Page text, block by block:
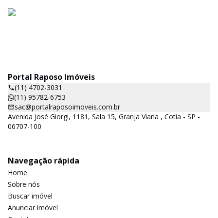
Portal Raposo Imóveis
(11) 4702-3031
(11) 95782-6753
sac@portalraposoimoveis.com.br
Avenida José Giorgi, 1181, Sala 15, Granja Viana , Cotia - SP -
06707-100
Navegação rápida
Home
Sobre nós
Buscar imóvel
Anunciar imóvel